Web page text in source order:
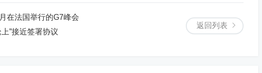
返回列表
在法国举行的G7峰会
”接近签署协议